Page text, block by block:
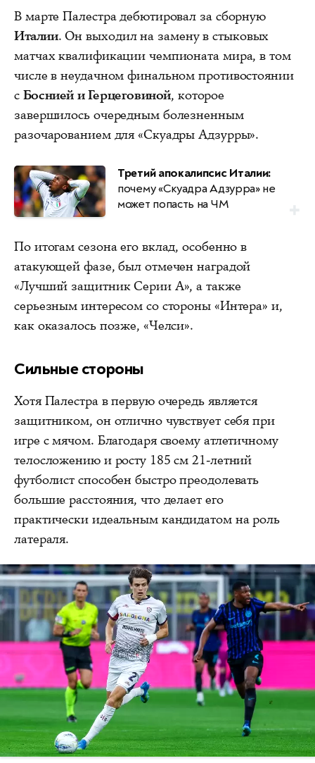
В марте Палестра дебютировал за сборную
Италии. Он выходил на замену в стыковых
матчах квалификации чемпионата мира, в том
числе в неудачном финальном противостоянии
с Боснией и Герцеговиной, которое
завершилось очередным болезненным
разочарованием для «Скуадры Адзурры».
Третий апокалипсис Италии:
почему «Скуадра Адзурра» не
может попасть на ЧМ
По итогам сезона его вклад, особенно в
атакующей фазе, был отмечен наградой
«Лучший защитник Серии А», а также
серьезным интересом со стороны «Интера» и,
как оказалось позже, «Челси».
Сильные стороны
Хотя Палестра в первую очередь является
защитником, он отлично чувствует себя при
игре с мячом. Благодаря своему атлетичному
телосложению и росту 185 см 21-летний
футболист способен быстро преодолевать
большие расстояния, что делает его
практически идеальным кандидатом на роль
латераля.